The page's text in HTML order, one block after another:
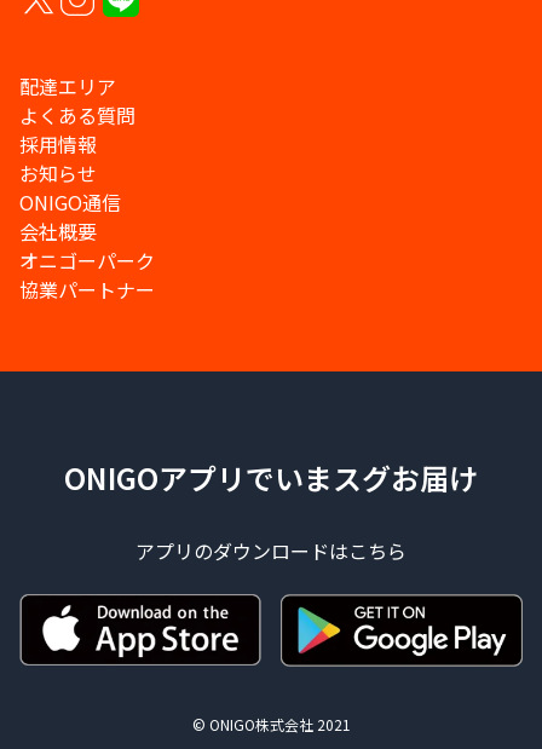
配達エリア
よくある質問
採用情報
お知らせ
ONIGO通信
会社概要
オニゴーパーク
協業パートナー
ONIGOアプリでいまスグお届け
アプリのダウンロードはこちら
© ONIGO株式会社 2021